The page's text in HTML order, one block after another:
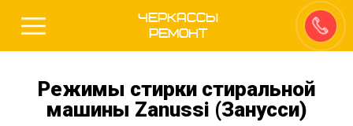
Черкассы
Ремонт
Режимы стирки стиральной
машины Zanussi (Занусси)